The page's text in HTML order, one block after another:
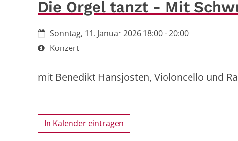
Die Orgel tanzt - Mit
Datum:Sonntag, 11. Januar 2026 18:00 - 20:00
Art bzw. Nummer:
Konzert
mit Benedikt Hansjosten, Violoncello und
In Kalender eintragen